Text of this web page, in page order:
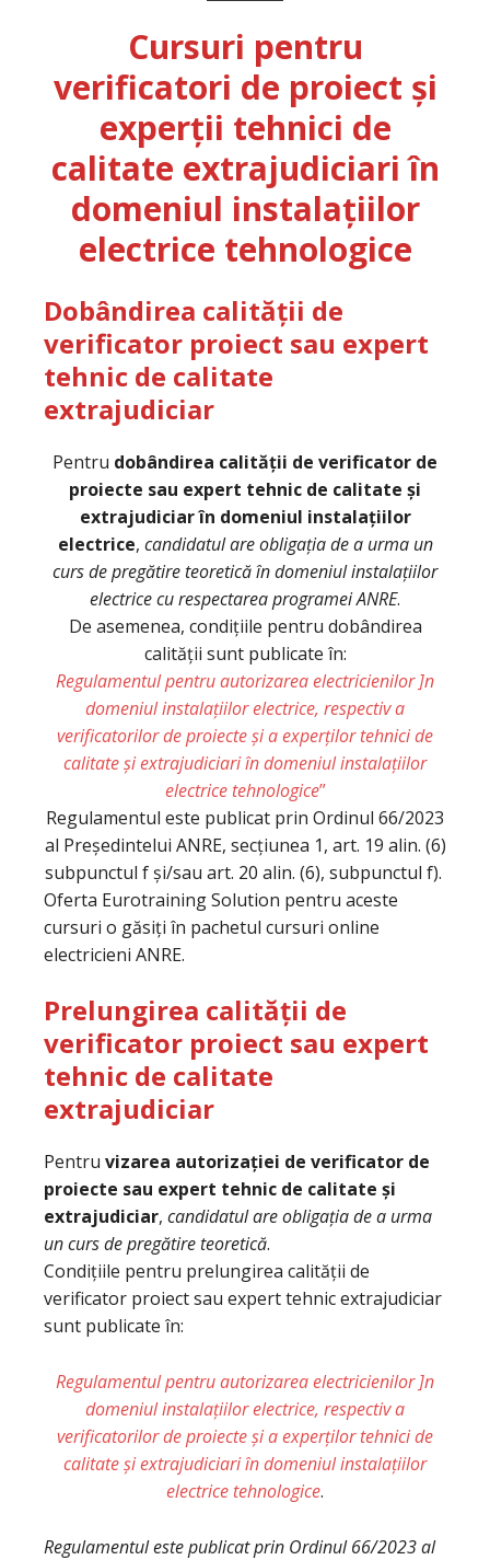
Cursuri pentru
verificatori de proiect și
experții tehnici de
calitate extrajudiciari în
domeniul instalațiilor
electrice tehnologice
Dobândirea calității de
verificator proiect sau expert
tehnic de calitate
extrajudiciar
Pentru dobândirea calității de verificator de
proiecte sau expert tehnic de calitate și
extrajudiciarîn domeniul instalațiilor
electrice, candidatul are obligația de a urma un
curs de pregătire teoretică în domeniul instalațiilor
electrice cu respectarea programei ANRE.
De asemenea, condițiile pentru dobândirea
calității sunt publicate în:
Regulamentul pentru autorizarea electricienilor ]n
domeniul instalațiilor electrice, respectiv a
verificatorilor de proiecte și a experților tehnici de
calitate și extrajudiciari în domeniul instalațiilor
electrice tehnologice”
Regulamentul este publicat prin Ordinul 66/2023
al Președintelui ANRE, secțiunea 1, art. 19 alin. (6)
subpunctul f și/sau art. 20 alin. (6), subpunctul f).
Oferta Eurotraining Solution pentru aceste
cursuri o găsiți în pachetul cursuri online
electricieni ANRE.
Prelungirea calității de
verificator proiect sau expert
tehnic de calitate
extrajudiciar
Pentru vizarea autorizației de verificator de
proiecte sau expert tehnic de calitate și
extrajudiciar, candidatul are obligația de a urma
un curs de pregătire teoretică.
Condițiile pentru prelungirea calității de
verificator proiect sau expert tehnic extrajudiciar
sunt publicate în:
Regulamentul pentru autorizarea electricienilor ]n
domeniul instalațiilor electrice, respectiv a
verificatorilor de proiecte și a experților tehnici de
calitate și extrajudiciari în domeniul instalațiilor
electrice tehnologice.
Regulamentul este publicat prin Ordinul 66/2023 al